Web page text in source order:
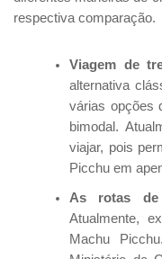
respectiva comparação.
Viagem de
alternativa
várias opções
bimodal.
viajar, pois
Picchu em
As rotas de
Atualmente,
Machu